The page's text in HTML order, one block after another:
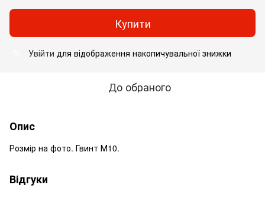
Купити
Увійти для відображення накопичувальної знижки
До обраного
Опис
Розмір на фото. Гвинт М10.
Відгуки